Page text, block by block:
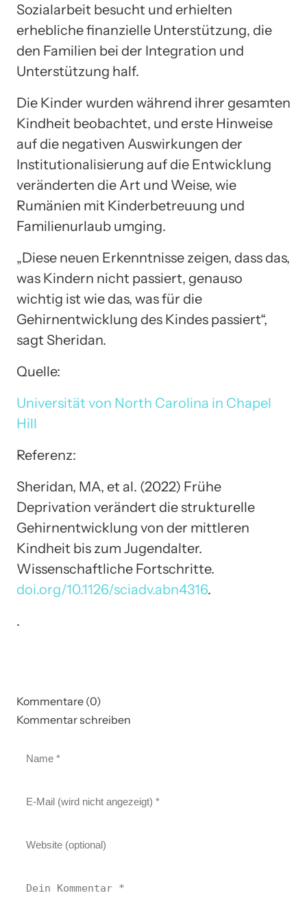
Sozialarbeit besucht und erhielten
erhebliche finanzielle Unterstützung, die
den Familien bei der Integration und
Unterstützung half.
Die Kinder wurden während ihrer gesamten
Kindheit beobachtet, und erste Hinweise
auf die negativen Auswirkungen der
Institutionalisierung auf die Entwicklung
veränderten die Art und Weise, wie
Rumänien mit Kinderbetreuung und
Familienurlaub umging.
„Diese neuen Erkenntnisse zeigen, dass das,
was Kindern nicht passiert, genauso
wichtig ist wie das, was für die
Gehirnentwicklung des Kindes passiert“,
sagt Sheridan.
Quelle:
Universität von North Carolina in Chapel
Hill
Referenz:
Sheridan, MA, et al. (2022) Frühe
Deprivation verändert die strukturelle
Gehirnentwicklung von der mittleren
Kindheit bis zum Jugendalter.
Wissenschaftliche Fortschritte.
doi.org/10.1126/sciadv.abn4316.
.
Kommentare (0)
Kommentar schreiben